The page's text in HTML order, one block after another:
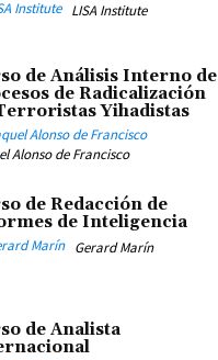
LISA Institute
de Análisis Interno de
de Radicalización
Yihadistas
Alonso de Francisco
de Redacción de
de Inteligencia
Gerard Marín
de Analista